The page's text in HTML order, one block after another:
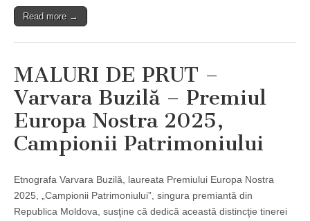
Read more →
MALURI DE PRUT –
Varvara Buzilă – Premiul
Europa Nostra 2025,
Campionii Patrimoniului
Etnografa Varvara Buzilă, laureata Premiului Europa Nostra
2025, „Campionii Patrimoniului”, singura premiantă din
Republica Moldova, susţine că dedică această distincţie tinerei